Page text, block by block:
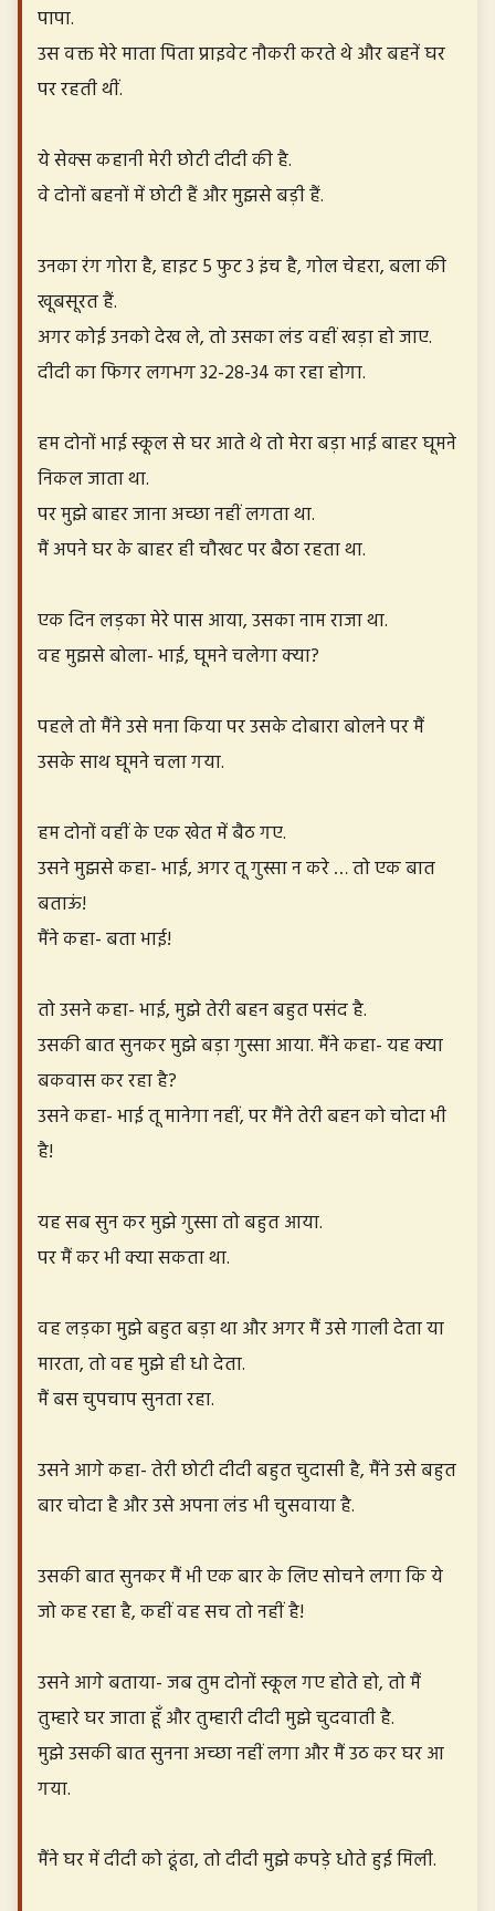
पापा.
उस वक्त मेरे माता पिता प्राइवेट नौकरी करते थे और बहनें घर
पर रहती थीं.
ये सेक्स कहानी मेरी छोटी दीदी की है.
वे दोनों बहनों में छोटी हैं और मुझसे बड़ी हैं.
उनका रंग गोरा है, हाइट 5 फुट 3 इंच है, गोल चेहरा, बला की
खूबसूरत हैं.
अगर कोई उनको देख ले, तो उसका लंड वहीं खड़ा हो जाए.
दीदी का फिगर लगभग 32-28-34 का रहा होगा.
हम दोनों भाई स्कूल से घर आते थे तो मेरा बड़ा भाई बाहर घूमने
निकल जाता था.
पर मुझे बाहर जाना अच्छा नहीं लगता था.
मैं अपने घर के बाहर ही चौखट पर बैठा रहता था.
एक दिन लड़का मेरे पास आया, उसका नाम राजा था.
वह मुझसे बोला- भाई, घूमने चलेगा क्या?
पहले तो मैंने उसे मना किया पर उसके दोबारा बोलने पर मैं
उसके साथ घूमने चला गया.
हम दोनों वहीं के एक खेत में बैठ गए.
उसने मुझसे कहा- भाई, अगर तू गुस्सा न करे … तो एक बात
बताऊं!
मैंने कहा- बता भाई!
तो उसने कहा- भाई, मुझे तेरी बहन बहुत पसंद है.
उसकी बात सुनकर मुझे बड़ा गुस्सा आया. मैंने कहा- यह क्या
बकवास कर रहा है?
उसने कहा- भाई तू मानेगा नहीं, पर मैंने तेरी बहन को चोदा भी
है!
यह सब सुन कर मुझे गुस्सा तो बहुत आया.
पर मैं कर भी क्या सकता था.
वह लड़का मुझे बहुत बड़ा था और अगर मैं उसे गाली देता या
मारता, तो वह मुझे ही धो देता.
मैं बस चुपचाप सुनता रहा.
उसने आगे कहा- तेरी छोटी दीदी बहुत चुदासी है, मैंने उसे बहुत
बार चोदा है और उसे अपना लंड भी चुसवाया है.
उसकी बात सुनकर मैं भी एक बार के लिए सोचने लगा कि ये
जो कह रहा है, कहीं वह सच तो नहीं है!
उसने आगे बताया- जब तुम दोनों स्कूल गए होते हो, तो मैं
तुम्हारे घर जाता हूँ और तुम्हारी दीदी मुझे चुदवाती है.
मुझे उसकी बात सुनना अच्छा नहीं लगा और मैं उठ कर घर आ
गया.
मैंने घर में दीदी को ढूंढा, तो दीदी मुझे कपड़े धोते हुई मिली.